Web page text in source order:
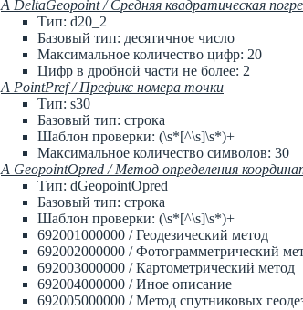
А DeltaGeopoint / Средняя квадратическая
Тип: d20_2
Базовый тип: десятичное число
Максимальное количество цифр: 20
Цифр в дробной части не более: 2
А PointPref / Префикс номера точки
Тип: s30
Базовый тип: строка
Шаблон проверки: (\s*[^\s]\s*)+
Максимальное количество символов: 30
А GeopointOpred / Метод определения
Тип: dGeopointOpred
Базовый тип: строка
Шаблон проверки: (\s*[^\s]\s*)+
692001000000 / Геодезический метод
692002000000 / Фотограмметрический
692003000000 / Картометрический метод
692004000000 / Иное описание
692005000000 / Метод спутниковых